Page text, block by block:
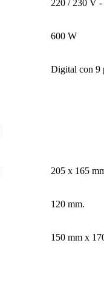
220 / 230 V
600 W
Digital con 9
205 x 165
120 mm.
150 mm x